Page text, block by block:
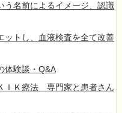
う名前によるイメージ、認識
ットし、血液検査を全て改善
体験談・Q&A
ＩＫ療法 専門家と患者さん